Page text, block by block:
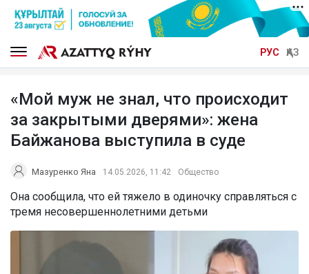
РУС ҚАЗ
«Мой муж не знал, что происходит
за закрытыми дверями»: жена
Байжанова выступила в суде
Мазуренко Яна 14.05.2026, 11:42 Общество
Она сообщила, что ей тяжело в одиночку справляться с
тремя несовершеннолетними детьми